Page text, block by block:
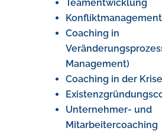
Teamentwicklung
Konfliktmanagement
Coaching in
Management)
Coaching in der Krise
Unternehmer- und
Mitarbeitercoaching